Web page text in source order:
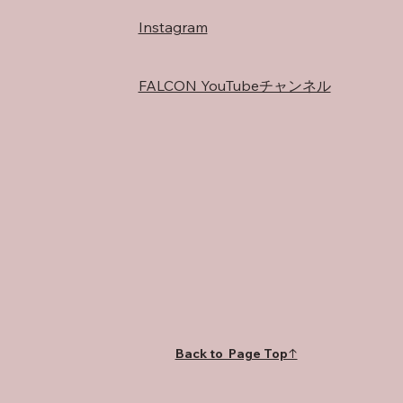
Instagram
FALCON YouTubeチャンネル
Back to Page Top↑